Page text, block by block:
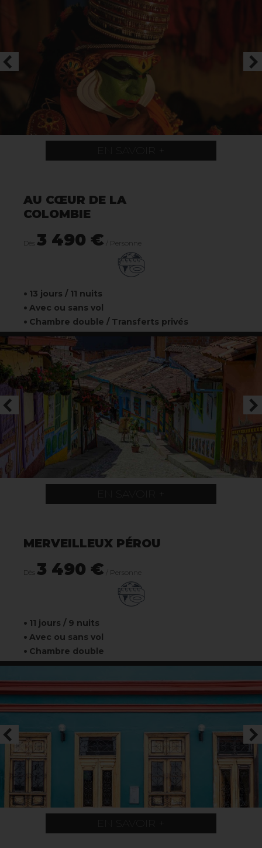
EN SAVOIR +
AU CŒUR DE LA
COLOMBIE
Dès 3 490 € / Personne
13 jours / 11 nuits
Avec ou sans vol
Chambre double / Transferts privés
EN SAVOIR +
MERVEILLEUX PÉROU
Dès 3 490 € / Personne
11 jours / 9 nuits
Avec ou sans vol
Chambre double
EN SAVOIR +